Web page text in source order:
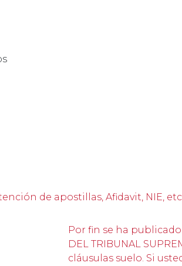
de apostillas, Afidavit, NIE,
Por fin se ha publicado
DEL TRIBUNAL
cláusulas suelo. Si